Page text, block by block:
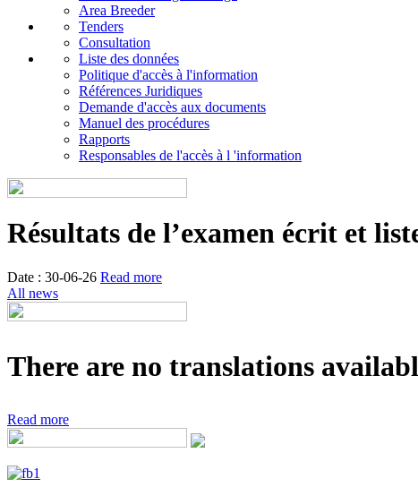
Area Breeder
Tenders
Consultation
Liste des données
Politique d'accès à l'information
Références Juridiques
Demande d'accès aux documents
Manuel des procédures
Rapports
Responsables de l'accès à l 'information
Résultats de l’examen écrit et
Date : 30-06-26 Read more
All news
There are no translations
Read more